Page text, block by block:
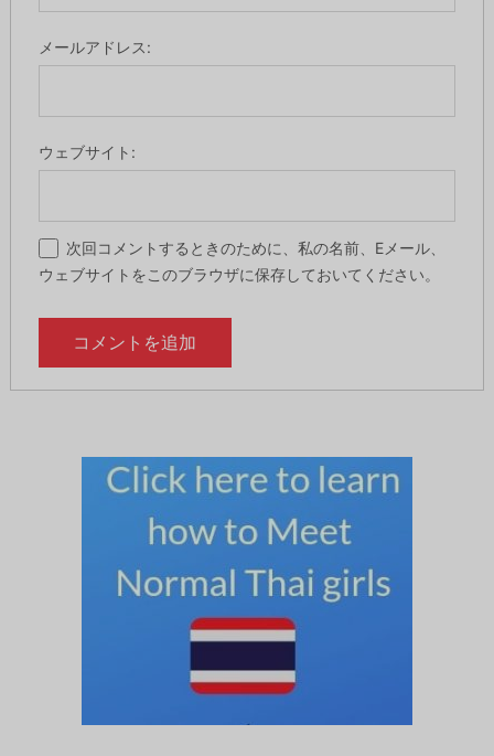
メールアドレス:
ウェブサイト:
次回コメントするときのために、私の名前、Eメール、
ウェブサイトをこのブラウザに保存しておいてください。